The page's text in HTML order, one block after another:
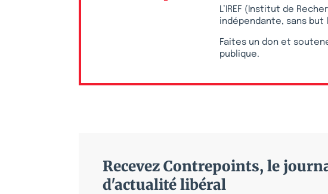
L’IREF (Institut de
indépendante, sans
Faites un don et
publique.
Recevez Contrepoints, le
d'actualité libéral